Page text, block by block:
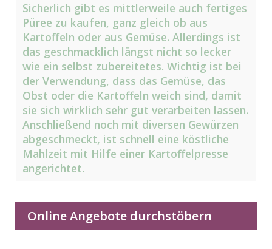
Sicherlich gibt es mittlerweile auch fertiges
Püree zu kaufen, ganz gleich ob aus
Kartoffeln oder aus Gemüse. Allerdings ist
das geschmacklich längst nicht so lecker
wie ein selbst zubereitetes. Wichtig ist bei
der Verwendung, dass das Gemüse, das
Obst oder die Kartoffeln weich sind, damit
sie sich wirklich sehr gut verarbeiten lassen.
Anschließend noch mit diversen Gewürzen
abgeschmeckt, ist schnell eine köstliche
Mahlzeit mit Hilfe einer Kartoffelpresse
angerichtet.
Online Angebote durchstöbern